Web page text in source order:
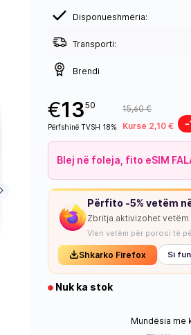
Disponueshmëria:
Transporti:
Brendi
€1350
Përfshinë TVSH 18%
15,60 €
Kurse 2,10 €
-
Blej në foleja, fito eSIM
Përfito -5% vetëm
Zbritja aktivizohet
Vlen vetëm për porosi të
Shkarko Firefox Si
Nuk ka stok
Mundësia me